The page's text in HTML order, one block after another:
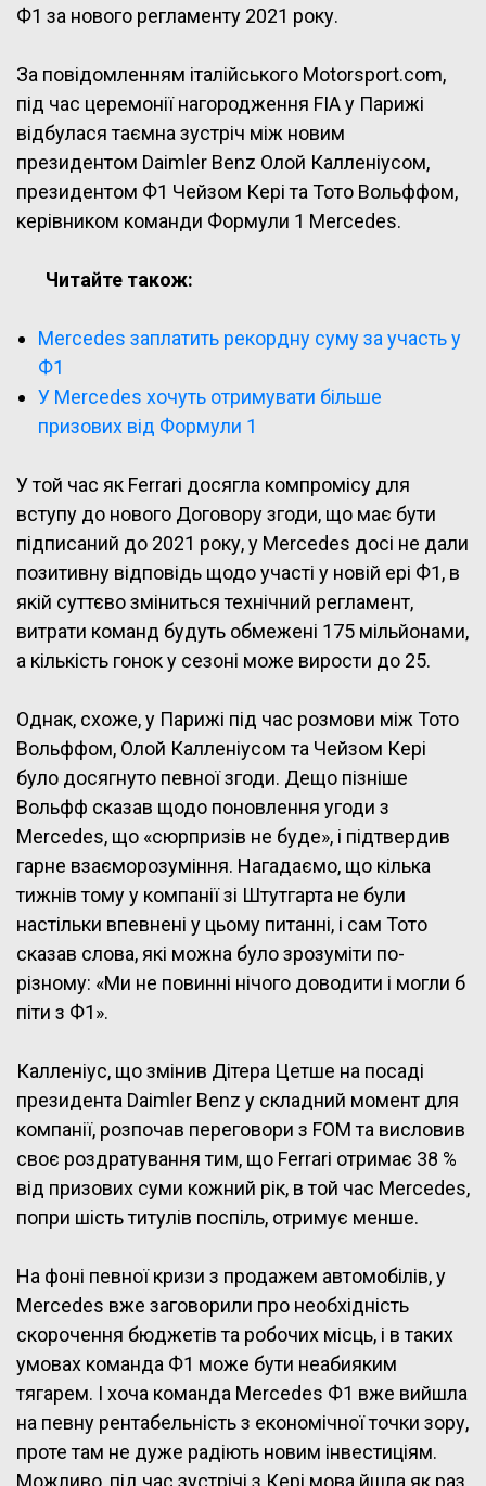
Ф1 за нового регламенту 2021 року.
За повідомленням італійського Motorsport.com,
під час церемонії нагородження FIA у Парижі
відбулася таємна зустріч між новим
президентом Daimler Benz Олой Калленіусом,
президентом Ф1 Чейзом Кері та Тото Вольффом,
керівником команди Формули 1 Mercedes.
Читайте також:
Mercedes заплатить рекордну суму за участь у
Ф1
У Mercedes хочуть отримувати більше
призових від Формули 1
У той час як Ferrari досягла компромісу для
вступу до нового Договору згоди, що має бути
підписаний до 2021 року, у Mercedes досі не дали
позитивну відповідь щодо участі у новій ері Ф1, в
якій суттєво зміниться технічний регламент,
витрати команд будуть обмежені 175 мільйонами,
а кількість гонок у сезоні може вирости до 25.
Однак, схоже, у Парижі під час розмови між Тото
Вольффом, Олой Калленіусом та Чейзом Кері
було досягнуто певної згоди. Дещо пізніше
Вольфф сказав щодо поновлення угоди з
Mercedes, що «сюрпризів не буде», і підтвердив
гарне взаєморозуміння. Нагадаємо, що кілька
тижнів тому у компанії зі Штутгарта не були
настільки впевнені у цьому питанні, і сам Тото
сказав слова, які можна було зрозуміти по-
різному: «Ми не повинні нічого доводити і могли б
піти з Ф1».
Калленіус, що змінив Дітера Цетше на посаді
президента Daimler Benz у складний момент для
компанії, розпочав переговори з FOM та висловив
своє роздратування тим, що Ferrari отримає 38 %
від призових суми кожний рік, в той час Mercedes,
попри шість титулів поспіль, отримує менше.
На фоні певної кризи з продажем автомобілів, у
Mercedes вже заговорили про необхідність
скорочення бюджетів та робочих місць, і в таких
умовах команда Ф1 може бути неабияким
тягарем. І хоча команда Mercedes Ф1 вже вийшла
на певну рентабельність з економічної точки зору,
проте там не дуже радіють новим інвестиціям.